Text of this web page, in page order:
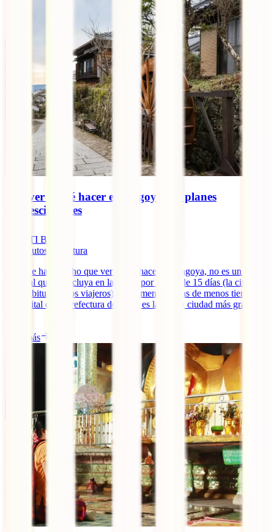
Qué ver y qué hacer en Nagoya: 10 planes
imprescindibles
IATI Blog
minutos de lectura
Aunque hay mucho que ver y que hacer en Nagoya, no es un lugar
habitual que se incluya en las rutas por Japón de 15 días (la cifra
más habitual de los viajeros) y aún menos en las de menos tiempo.
La capital de la prefectura de Aichi es la cuarta ciudad más grande
Leer más